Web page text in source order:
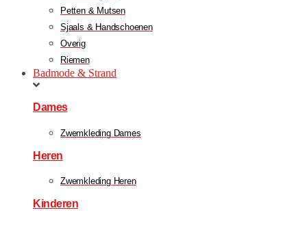
Petten & Mutsen
Sjaals & Handschoenen
Overig
Riemen
Badmode & Strand
Dames
Zwemkleding Dames
Heren
Zwemkleding Heren
Kinderen